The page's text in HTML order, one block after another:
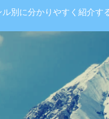
別に分かりやすく紹介す